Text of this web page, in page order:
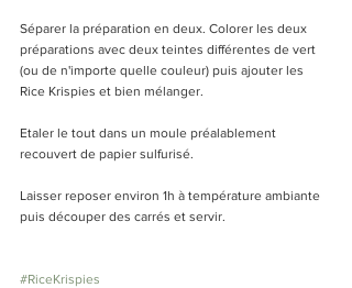
Séparer la préparation en deux. Colorer les deux
préparations avec deux teintes différentes de vert
(ou de n'importe quelle couleur) puis ajouter les
Rice Krispies et bien mélanger.
Etaler le tout dans un moule préalablement
recouvert de papier sulfurisé.
Laisser reposer environ 1h à température ambiante
puis découper des carrés et servir.
#RiceKrispies